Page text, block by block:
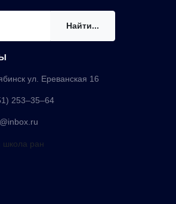
Найти...
ул. Ереванская 16
253‒35‒64